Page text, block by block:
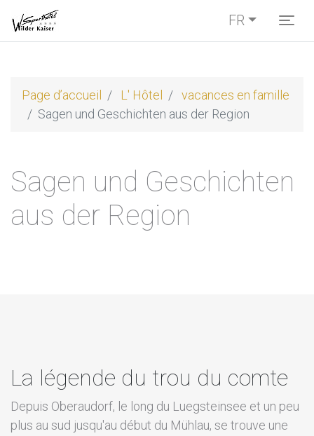
FR
Page d’accueil L' Hôtel
vacances en famille
Sagen und Geschichten aus der Region
Sagen und Geschichten
aus der Region
La légende du trou du comte
Depuis Oberaudorf, le long du Luegsteinsee et un peu
plus au sud jusqu'au début du Mühlau, se trouve une